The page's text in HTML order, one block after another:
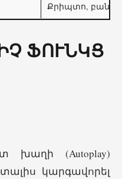
Քրիպտո,
ՖՈՒՆԿՑ
խաղի (Autoplay)
կարգավորել